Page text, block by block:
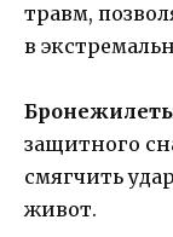
травм,
в
защитного
смягчить
живот.